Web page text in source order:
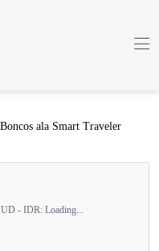
ala Smart Traveler
- IDR: Loading...